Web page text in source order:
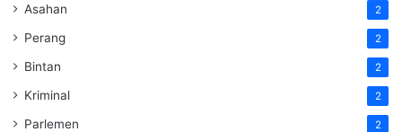
Asahan 2
Perang 2
Bintan 2
Kriminal 2
Parlemen 2